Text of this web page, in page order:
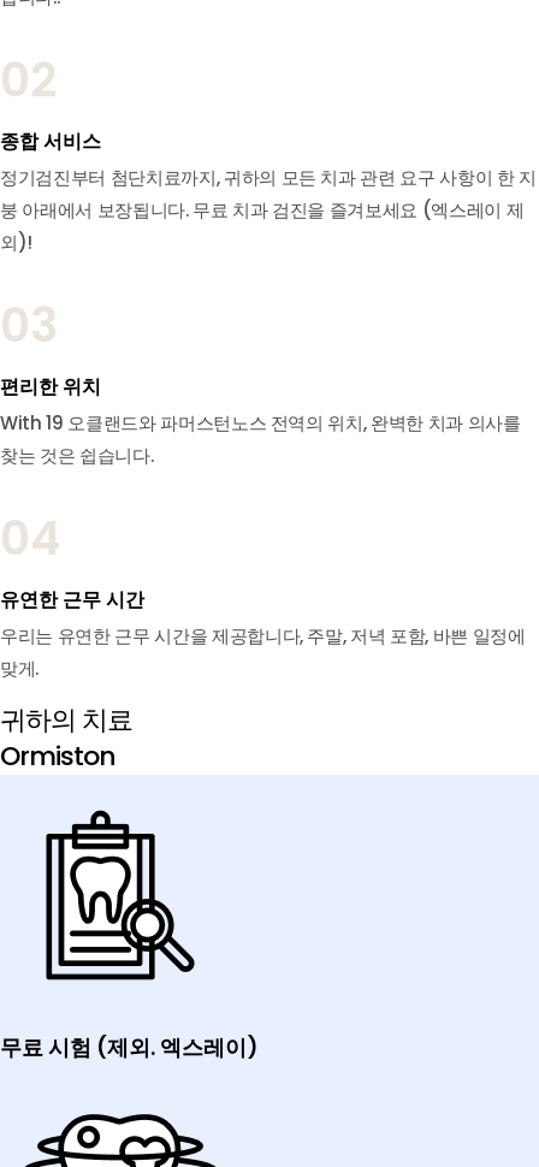
02
종합 서비스
정기검진부터 첨단치료까지, 귀하의 모든 치과 관련 요구 사항이 한 지
붕 아래에서 보장됩니다. 무료 치과 검진을 즐겨보세요 (엑스레이 제
외)!
03
편리한 위치
With 19 오클랜드와 파머스턴노스 전역의 위치, 완벽한 치과 의사를
찾는 것은 쉽습니다.
04
유연한 근무 시간
우리는 유연한 근무 시간을 제공합니다, 주말, 저녁 포함, 바쁜 일정에
맞게.
귀하의 치료
Ormiston
무료 시험 (제외. 엑스레이)